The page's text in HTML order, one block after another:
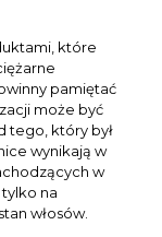
które
pamiętać
może być
tego, który był
wynikają w
w
na
włosów.